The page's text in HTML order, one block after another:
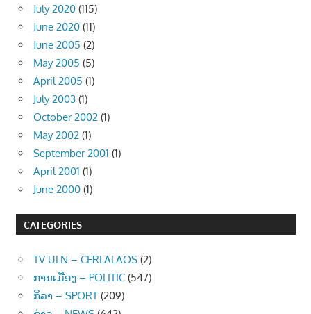
July 2020 (115)
June 2020 (11)
June 2005 (2)
May 2005 (5)
April 2005 (1)
July 2003 (1)
October 2002 (1)
May 2002 (1)
September 2001 (1)
April 2001 (1)
June 2000 (1)
CATEGORIES
TV ULN – CERLALAOS (2)
ການເມືອງ – POLITIC (547)
ກິລາ – SPORT (209)